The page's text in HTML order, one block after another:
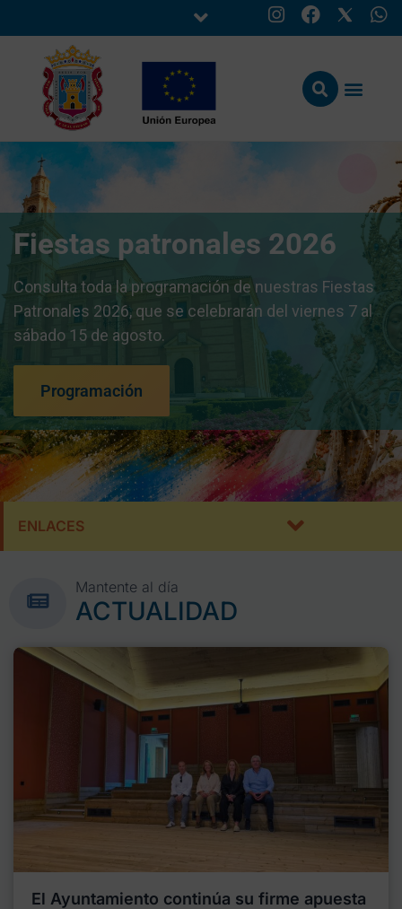
Fiestas patronales 2026
Consulta toda la programación de nuestras Fiestas
Patronales 2026, que se celebrarán del viernes 7 al
sábado 15 de agosto.
Programación
ENLACES
Mantente al día
ACTUALIDAD
El Ayuntamiento continúa su firme apuesta